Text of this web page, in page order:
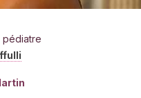
pédiatre